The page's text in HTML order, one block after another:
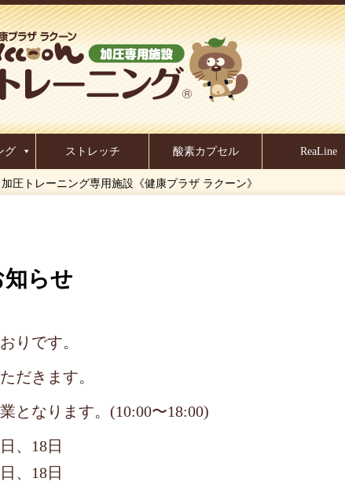
グ ストレッチ 酸素カプセル ReaLine
圧トレーニング専用施設《健康プラザ ラクーン》
知らせ
りです。
だきます。
となります。(10:00〜18:00)
、18日
、18日